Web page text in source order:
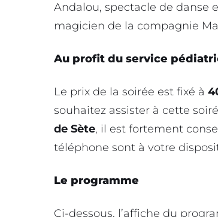
Andalou, spectacle de danse
magicien de la compagnie
Au profit du service
Le prix de la soirée est fixé à
souhaitez assister à cette
de Sète, il est fortement
téléphone sont à votre
Le programme
Ci-dessous, l’affiche du